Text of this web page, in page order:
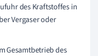
des Kraftstoffes in
Vergaser oder
Gesamtbetrieb des